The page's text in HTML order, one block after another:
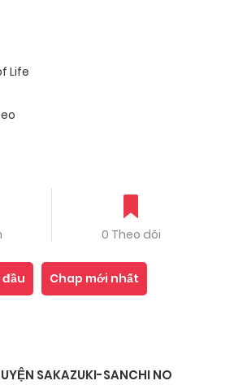
Life
0 Theo dõi
Chap mới nhất
SAKAZUKI-SANCHI NO